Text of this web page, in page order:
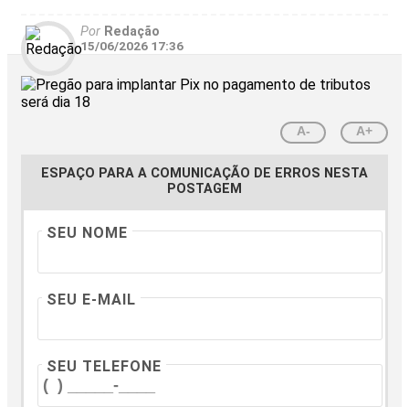
Por Redação
15/06/2026 17:36
A- A+
ESPAÇO PARA A COMUNICAÇÃO DE ERROS NESTA
POSTAGEM
SEU NOME
SEU E-MAIL
SEU TELEFONE